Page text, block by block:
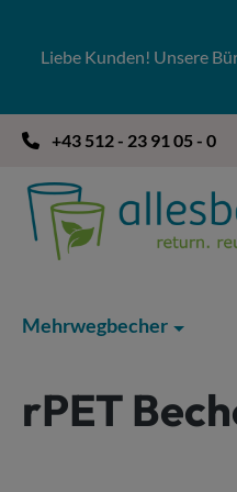
Liebe Kunden! Unsere
+43 512 - 23 91 05 - 0
Mehrwegbecher
rPET